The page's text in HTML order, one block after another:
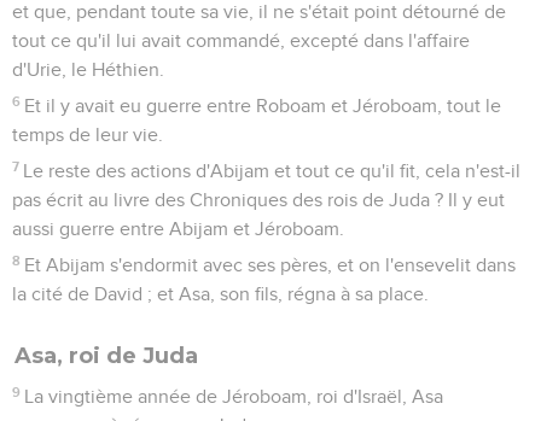
et que, pendant toute sa vie, il ne s'était point détourné de
tout ce qu'il lui avait commandé, excepté dans l'affaire
d'Urie, le Héthien.
6 Et il y avait eu guerre entre Roboam et Jéroboam, tout le
temps de leur vie.
7 Le reste des actions d'Abijam et tout ce qu'il fit, cela n'est-il
pas écrit au livre des Chroniques des rois de Juda ? Il y eut
aussi guerre entre Abijam et Jéroboam.
8 Et Abijam s'endormit avec ses pères, et on l'ensevelit dans
la cité de David ; et Asa, son fils, régna à sa place.
Asa, roi de Juda
9 La vingtième année de Jéroboam, roi d'Israël, Asa